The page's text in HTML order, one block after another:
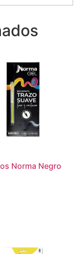
Norma Negro